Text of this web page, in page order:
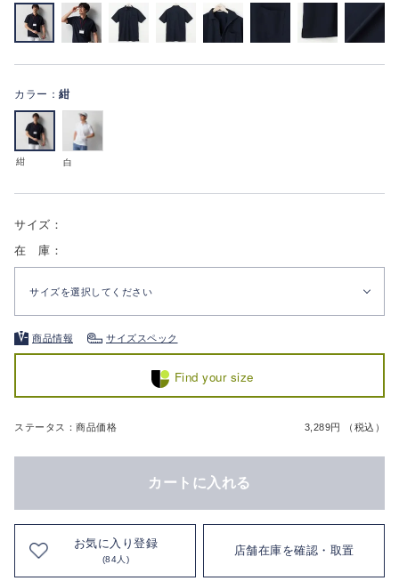
カラー： 紺
紺 白
サイズ：
在 庫：
サイズを選択してください
商品情報 サイズスペック
Find your size
ステータス：商品価格 3,289円 （税込）
カートに入れる
お気に入り登録
(84人)
店舗在庫を確認・取置